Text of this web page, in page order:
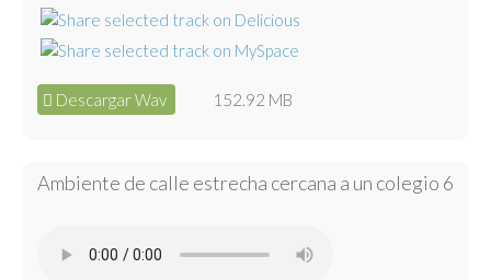
Descargar Wav 152.92 MB
Ambiente de calle estrecha cercana a un colegio 6